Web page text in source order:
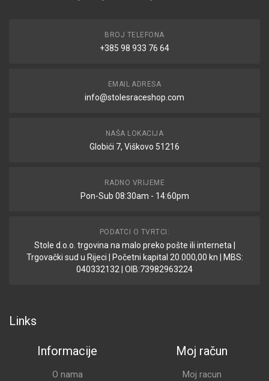
BROJ TELEFONA
+385 98 933 76 64
EMAIL ADRESA
info@stolesraceshop.com
NAŠA LOKACIJA
Globići 7, Viškovo 51216
RADNO VRIJEME
Pon-Sub 08:30am - 14:60pm
PODATCI O TVRTCI:
Stole d.o.o. trgovina na malo preko pošte ili interneta |
Trgovački sud u Rijeci | Početni kapital 20.000,00 kn | MBS:
040332132 | OIB:73982963224
Links
Informacije
O nama
Moj račun
Moj racun